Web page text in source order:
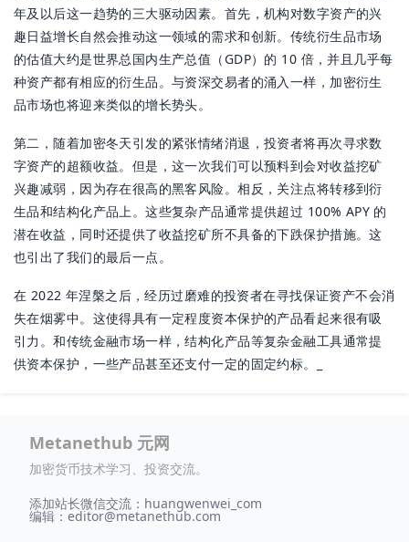
年及以后这一趋势的三大驱动因素。首先，机构对数字资产的兴
趣日益增长自然会推动这一领域的需求和创新。传统衍生品市场
的估值大约是世界总国内生产总值（GDP）的 10 倍，并且几乎每
种资产都有相应的衍生品。与资深交易者的涌入一样，加密衍生
品市场也将迎来类似的增长势头。
第二，随着加密冬天引发的紧张情绪消退，投资者将再次寻求数
字资产的超额收益。但是，这一次我们可以预料到会对收益挖矿
兴趣减弱，因为存在很高的黑客风险。相反，关注点将转移到衍
生品和结构化产品上。这些复杂产品通常提供超过 100% APY 的
潜在收益，同时还提供了收益挖矿所不具备的下跌保护措施。这
也引出了我们的最后一点。
在 2022 年涅槃之后，经历过磨难的投资者在寻找保证资产不会消
失在烟雾中。这使得具有一定程度资本保护的产品看起来很有吸
引力。和传统金融市场一样，结构化产品等复杂金融工具通常提
供资本保护，一些产品甚至还支付一定的固定约标。_
Metanethub 元网
加密货币技术学习、投资交流。
添加站长微信交流：huangwenwei_com
编辑：editor@metanethub.com